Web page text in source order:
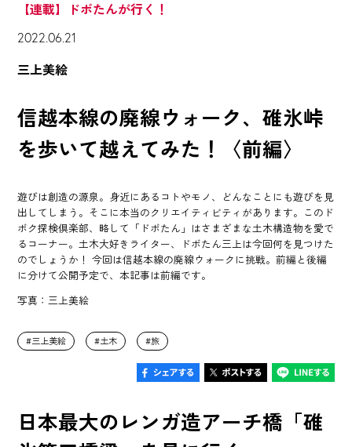
【連載】ドボたんが行く！
2022.06.21
三上美絵
信越本線の廃線ウォーク、碓氷峠
を歩いて越えてみた！〈前編〉
遊びは創造の源泉。身近にあるコトやモノ、どんなことにも遊びを見
出してしまう。そこに本当のクリエイティビティがあります。このド
ボク探検倶楽部、略して「ドボたん」はさまざまな土木構造物を愛で
るコーナー。土木大好きライター、ドボたん三上は今回何を見つけた
のでしょうか！ 今回は信越本線の廃線ウォークに挑戦。前編と後編
に分けて公開予定で、本記事は前編です。
写真：三上美絵
三上美絵 土木 旅
日本最大のレンガ造アーチ橋「碓